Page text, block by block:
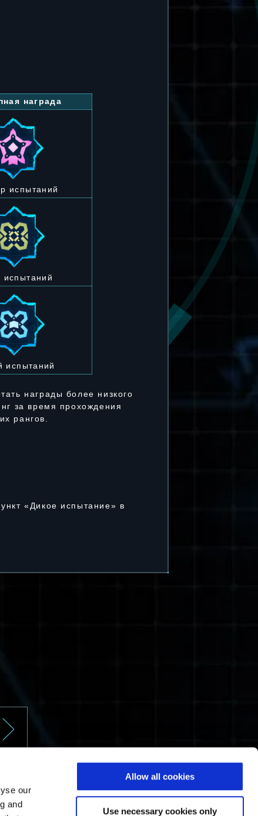
our
and
Allow all cookies
Use necessary cookies only
награда
испытаний
испытаний
испытаний
награды более низкого
за время прохождения
рангов.
«Дикое испытание» в